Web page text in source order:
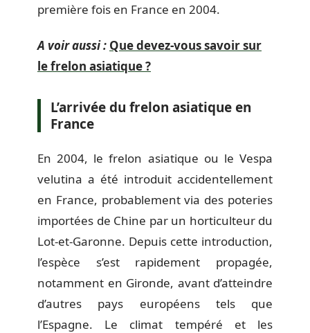
première fois en France en 2004.
A voir aussi : Que devez-vous savoir sur
le frelon asiatique ?
L’arrivée du frelon asiatique en
France
En 2004, le frelon asiatique ou le Vespa
velutina a été introduit accidentellement
en France, probablement via des poteries
importées de Chine par un horticulteur du
Lot-et-Garonne. Depuis cette introduction,
l’espèce s’est rapidement propagée,
notamment en Gironde, avant d’atteindre
d’autres pays européens tels que
l’Espagne. Le climat tempéré et les